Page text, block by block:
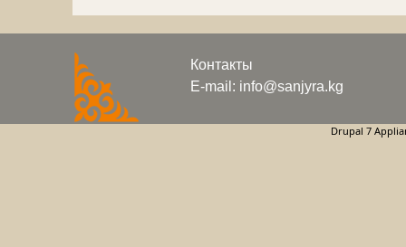
Контакты
E-mail: info@sanjyra.kg
Drupal 7